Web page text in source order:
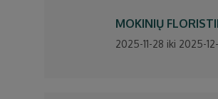
MOKINIŲ
2025-11-28 iki 2025-12-